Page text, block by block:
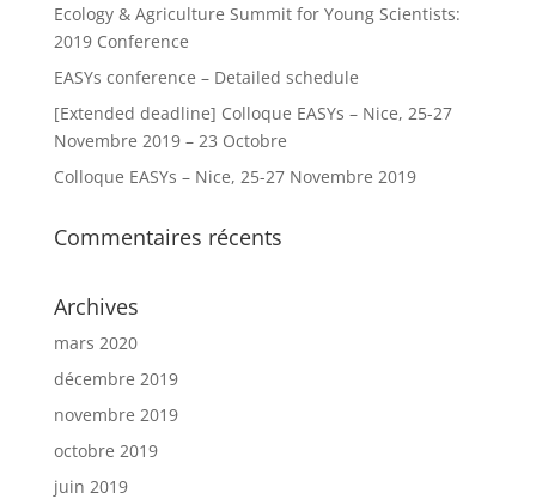
Ecology & Agriculture Summit for Young Scientists:
2019 Conference
EASYs conference – Detailed schedule
[Extended deadline] Colloque EASYs – Nice, 25-27
Novembre 2019 – 23 Octobre
Colloque EASYs – Nice, 25-27 Novembre 2019
Commentaires récents
Archives
mars 2020
décembre 2019
novembre 2019
octobre 2019
juin 2019